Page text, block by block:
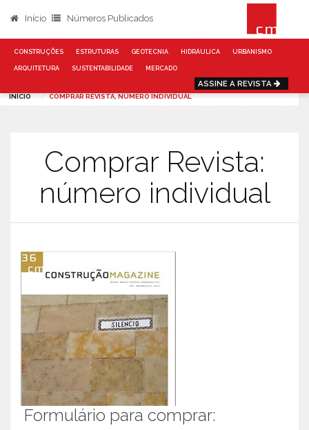
Início Números Publicados
CONSTRUÇÕES ESTRUTURAS GEOTECNIA HIDRÁULICA URBANISMO
ARQUITETURA SUSTENTABILIDADE MERCADO
ASSINE A REVISTA
INÍCIO COMPRAR REVISTA, NÚMERO INDIVIDUAL
Comprar Revista:
número individual
Formulário para comprar: